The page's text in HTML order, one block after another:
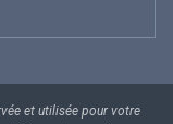
et utilisée pour votre